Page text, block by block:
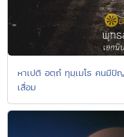
หาเปติ อตฺถํ ทุมฺเมโธ คนมีปั
เสื่อม